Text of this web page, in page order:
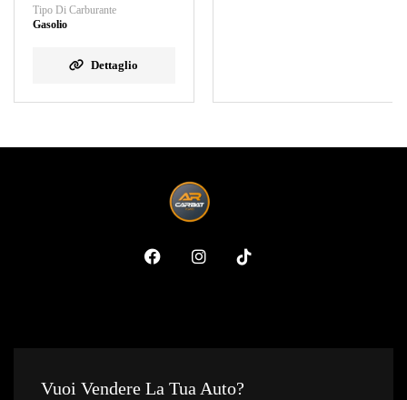
Tipo Di Carburante
Gasolio
Dettaglio
Vuoi Vendere La Tua Auto?